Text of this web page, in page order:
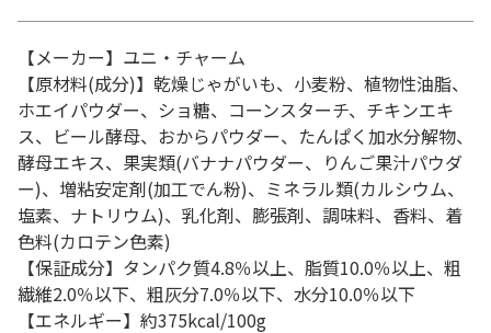
【メーカー】ユニ・チャーム
【原材料(成分)】乾燥じゃがいも、小麦粉、植物性油脂、
ホエイパウダー、ショ糖、コーンスターチ、チキンエキ
ス、ビール酵母、おからパウダー、たんぱく加水分解物、
酵母エキス、果実類(バナナパウダー、りんご果汁パウダ
ー)、増粘安定剤(加工でん粉)、ミネラル類(カルシウム、
塩素、ナトリウム)、乳化剤、膨張剤、調味料、香料、着
色料(カロテン色素)
【保証成分】タンパク質4.8％以上、脂質10.0％以上、粗
繊維2.0％以下、粗灰分7.0％以下、水分10.0％以下
【エネルギー】約375kcal/100g